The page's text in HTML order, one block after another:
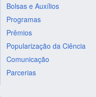
Bolsas e Auxílios
Programas
Prêmios
Popularização da Ciência
Comunicação
Parcerias